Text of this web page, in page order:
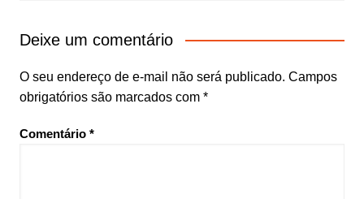
Deixe um comentário
O seu endereço de e-mail não será publicado. Campos
obrigatórios são marcados com *
Comentário *